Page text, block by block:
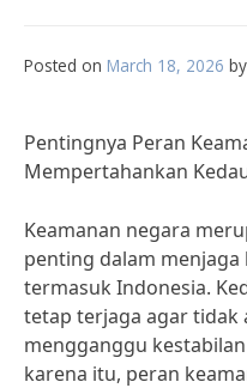
Posted on March 18, 2026 by
Pentingnya Peran
Mempertahankan
Keamanan negara
penting dalam
termasuk Indonesia.
tetap terjaga agar tidak
mengganggu
karena itu, peran